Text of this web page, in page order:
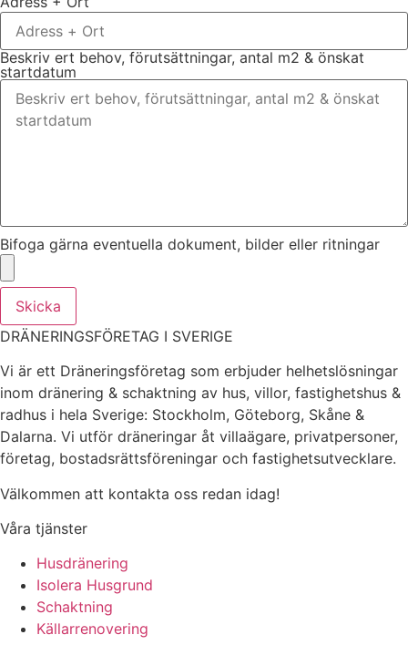
Beskriv ert behov, förutsättningar, antal m2 & önskat
startdatum
Bifoga gärna eventuella dokument, bilder eller ritningar
Skicka
DRÄNERINGSFÖRETAG I SVERIGE
Vi är ett Dräneringsföretag som erbjuder helhetslösningar
inom dränering & schaktning av hus, villor, fastighetshus &
radhus i hela Sverige: Stockholm, Göteborg, Skåne &
Dalarna. Vi utför dräneringar åt villaägare, privatpersoner,
företag, bostadsrättsföreningar och fastighetsutvecklare.
Välkommen att kontakta oss redan idag!
Våra tjänster
Husdränering
Isolera Husgrund
Schaktning
Källarrenovering